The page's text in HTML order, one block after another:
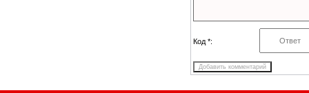
Код *: